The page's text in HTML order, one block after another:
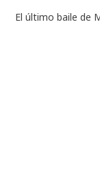
El último baile de